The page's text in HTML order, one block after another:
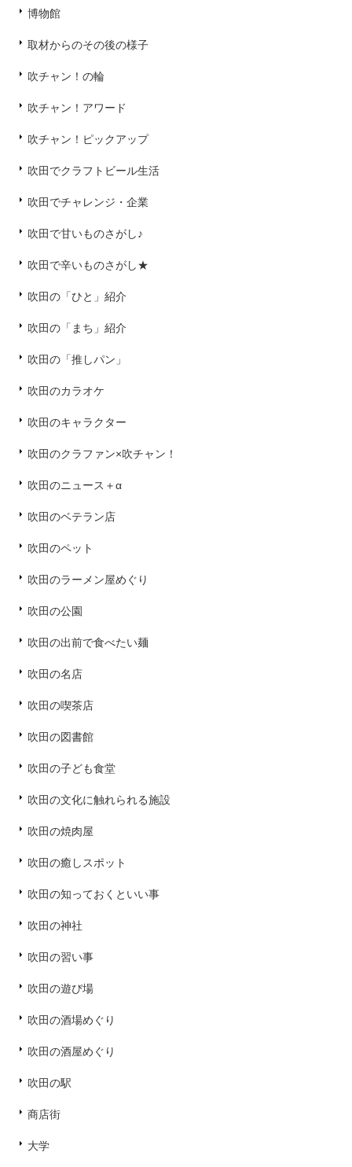
博物館
取材からのその後の様子
吹チャン！の輪
吹チャン！アワード
吹チャン！ピックアップ
吹田でクラフトビール生活
吹田でチャレンジ・企業
吹田で甘いものさがし♪
吹田で辛いものさがし★
吹田の「ひと」紹介
吹田の「まち」紹介
吹田の「推しパン」
吹田のカラオケ
吹田のキャラクター
吹田のクラファン×吹チャン！
吹田のニュース＋α
吹田のベテラン店
吹田のペット
吹田のラーメン屋めぐり
吹田の公園
吹田の出前で食べたい麺
吹田の名店
吹田の喫茶店
吹田の図書館
吹田の子ども食堂
吹田の文化に触れられる施設
吹田の焼肉屋
吹田の癒しスポット
吹田の知っておくといい事
吹田の神社
吹田の習い事
吹田の遊び場
吹田の酒場めぐり
吹田の酒屋めぐり
吹田の駅
商店街
大学